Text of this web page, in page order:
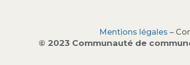
Mentions légales –
© 2023 Communauté de